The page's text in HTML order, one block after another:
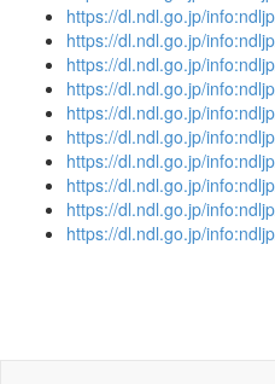
https://dl.ndl.go.jp/
https://dl.ndl.go.jp/
https://dl.ndl.go.jp/
https://dl.ndl.go.jp/
https://dl.ndl.go.jp/
https://dl.ndl.go.jp/
https://dl.ndl.go.jp/
https://dl.ndl.go.jp/
https://dl.ndl.go.jp/
https://dl.ndl.go.jp/